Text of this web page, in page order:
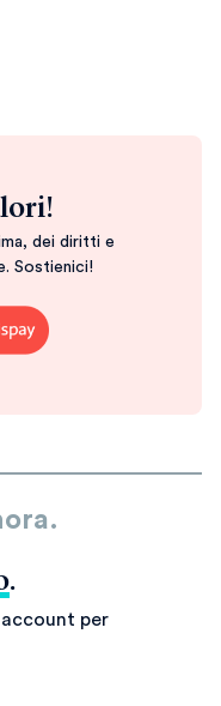
dei diritti e
Sostienici!
.
per